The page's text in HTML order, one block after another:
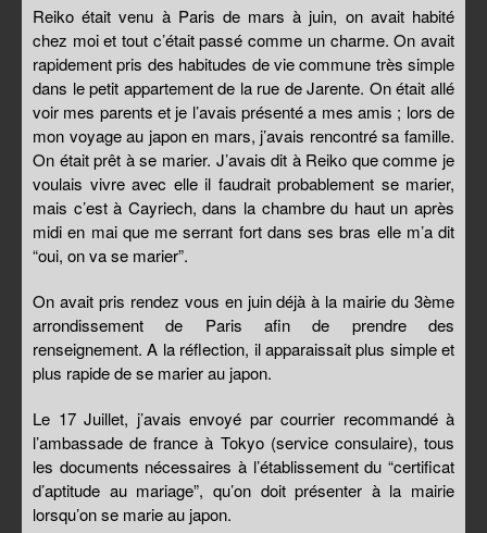
Reiko était venu à Paris de mars à juin, on avait habité
chez moi et tout c’était passé comme un charme. On avait
rapidement pris des habitudes de vie commune très simple
dans le petit appartement de la rue de Jarente. On était allé
voir mes parents et je l’avais présenté a mes amis ; lors de
mon voyage au japon en mars, j’avais rencontré sa famille.
On était prêt à se marier. J’avais dit à Reiko que comme je
voulais vivre avec elle il faudrait probablement se marier,
mais c’est à Cayriech, dans la chambre du haut un après
midi en mai que me serrant fort dans ses bras elle m’a dit
“oui, on va se marier”.
On avait pris rendez vous en juin déjà à la mairie du 3ème
arrondissement de Paris afin de prendre des
renseignement. A la réflection, il apparaissait plus simple et
plus rapide de se marier au japon.
Le 17 Juillet, j’avais envoyé par courrier recommandé à
l’ambassade de france à Tokyo (service consulaire), tous
les documents nécessaires à l’établissement du “certificat
d’aptitude au mariage”, qu’on doit présenter à la mairie
lorsqu’on se marie au japon.